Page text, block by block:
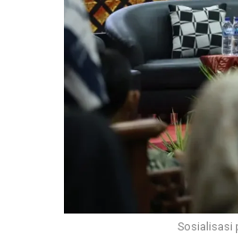
Sosialisasi